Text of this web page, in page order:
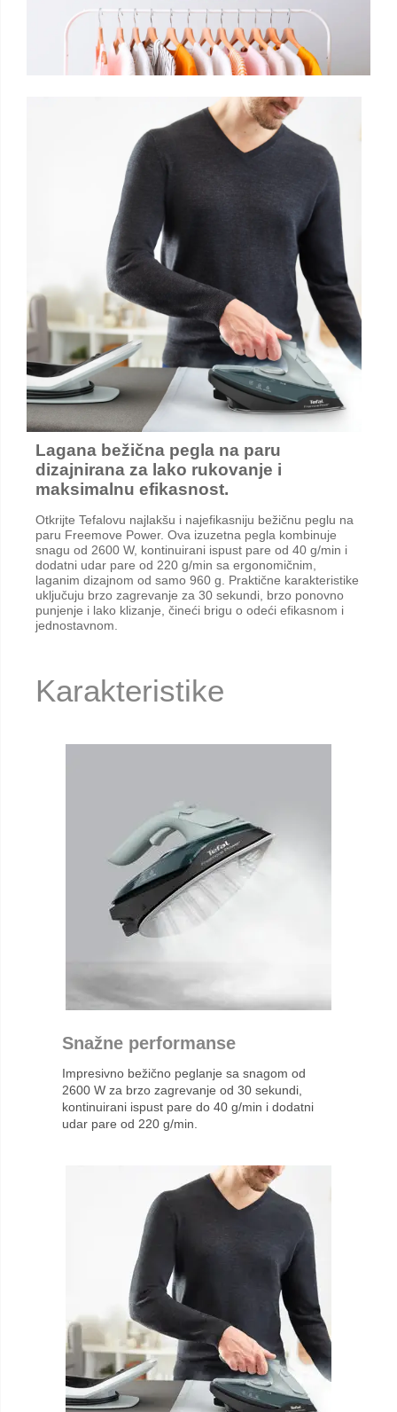
Lagana bežična pegla na paru
dizajnirana za lako rukovanje i
maksimalnu efikasnost.
Otkrijte Tefalovu najlakšu i najefikasniju bežičnu peglu na
paru Freemove Power. Ova izuzetna pegla kombinuje
snagu od 2600 W, kontinuirani ispust pare od 40 g/min i
dodatni udar pare od 220 g/min sa ergonomičnim,
laganim dizajnom od samo 960 g. Praktične karakteristike
uključuju brzo zagrevanje za 30 sekundi, brzo ponovno
punjenje i lako klizanje, čineći brigu o odeći efikasnom i
jednostavnom.
Karakteristike
Snažne performanse
Impresivno bežično peglanje sa snagom od
2600 W za brzo zagrevanje od 30 sekundi,
kontinuirani ispust pare do 40 g/min i dodatni
udar pare od 220 g/min.